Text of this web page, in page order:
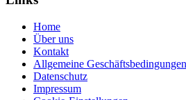
Home
Über uns
Kontakt
Allgemeine Geschäftsbedingungen
Datenschutz
Impressum